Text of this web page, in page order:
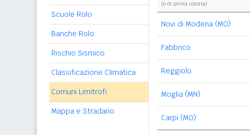
Scuole Rolo
Banche Rolo
Rischio Sismico
Classificazione Climatica
Comuni Limitrofi
Mappa e Stradario
(o di prima corona)
Novi di Modena (MO)
Fabbrico
Reggiolo
Moglia (MN)
Carpi (MO)